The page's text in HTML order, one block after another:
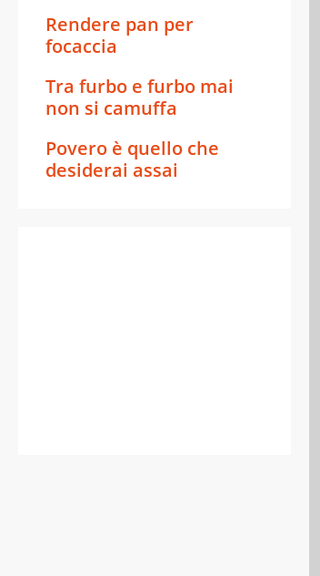
Rendere pan per
focaccia
Tra furbo e furbo mai
non si camuffa
Povero è quello che
desiderai assai